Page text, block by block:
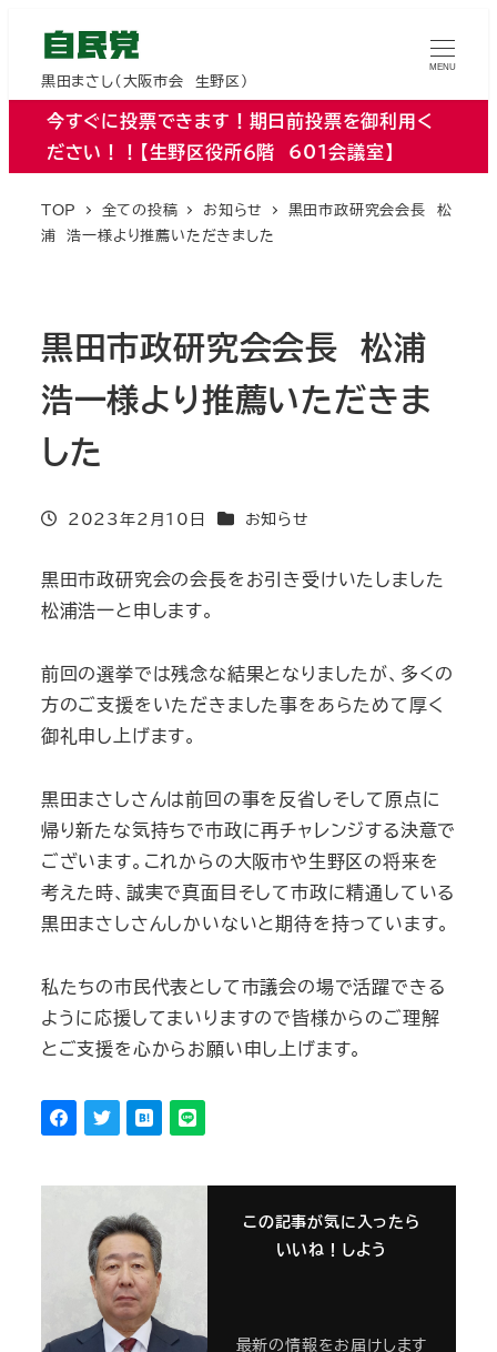
黒田まさし（大阪市会 生野区）
MENU
今すぐに投票できます！期日前投票を御利用く
ださい！！【生野区役所６階 601会議室】
TOP 全ての投稿 お知らせ
黒田市政研究会会長 松
浦 浩一様より推薦いただきました
黒田市政研究会会長 松浦
浩一様より推薦いただきま
した
投稿日
2023年2月10日 カテゴリー
お知らせ
黒田市政研究会の会長をお引き受けいたしました
松浦浩一と申します。
前回の選挙では残念な結果となりましたが、多くの
方のご支援をいただきました事をあらためて厚く
御礼申し上げます。
黒田まさしさんは前回の事を反省しそして原点に
帰り新たな気持ちで市政に再チャレンジする決意で
ございます。これからの大阪市や生野区の将来を
考えた時、誠実で真面目そして市政に精通している
黒田まさしさんしかいないと期待を持っています。
私たちの市民代表として市議会の場で活躍できる
ように応援してまいりますので皆様からのご理解
とご支援を心からお願い申し上げます。
この記事が気に入ったら
いいね！しよう
最新の情報をお届けします